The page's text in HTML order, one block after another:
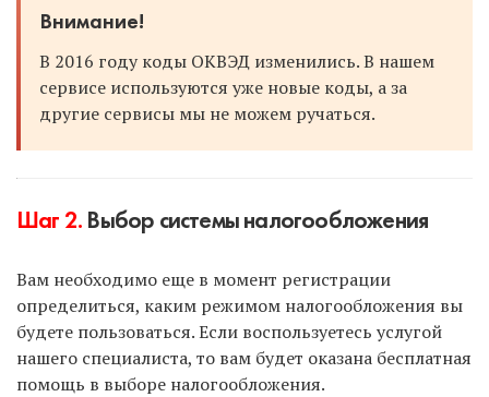
Смело выбирайте несколько кодов, включая
продаете что-то в розницу, но в будущем
перейдете на опт. Или вы оказываете услуги
по ремонту одежды и обуви, а позже
проставить коды с запасом.
деятельности, а данного кода при
регистрации не было проставлено, то вы
всегда сможете отправить в налоговую
уведомление о добавлении новых ОКВЭД.
Не выбирайте ВСЕ коды, чтобы «не
Внимание!
В 2016 году коды ОКВЭД изменились. В нашем
сервисе используются уже новые коды, а за
другие сервисы мы не можем ручаться.
Шаг 2. Выбор системы налогообложения
Вам необходимо еще в момент регистрации
определиться, каким режимом налогообложения вы
будете пользоваться. Если воспользуетесь услугой
нашего специалиста, то вам будет оказана бесплатная
помощь в выборе налогообложения.